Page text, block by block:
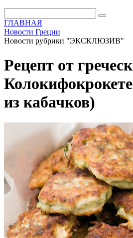
ГЛАВНАЯ
Новости Греции
Новости рубрики "ЭКСКЛЮЗИВ"
Рецепт от
из кабачков)